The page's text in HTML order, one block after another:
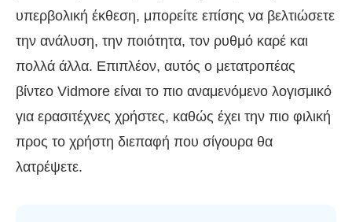
υπερβολική έκθεση, μπορείτε επίσης να βελτιώσετε
την ανάλυση, την ποιότητα, τον ρυθμό καρέ και
πολλά άλλα. Επιπλέον, αυτός ο μετατροπέας
βίντεο Vidmore είναι το πιο αναμενόμενο λογισμικό
για ερασιτέχνες χρήστες, καθώς έχει την πιο φιλική
προς το χρήστη διεπαφή που σίγουρα θα
λατρέψετε.